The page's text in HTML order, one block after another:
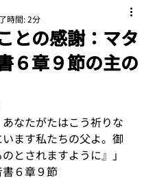
との感謝：マタ
６章９節の主の
時間: 2分
なたがたはこう祈りな
ます私たちの父よ。御
とされますように』」
６章９節